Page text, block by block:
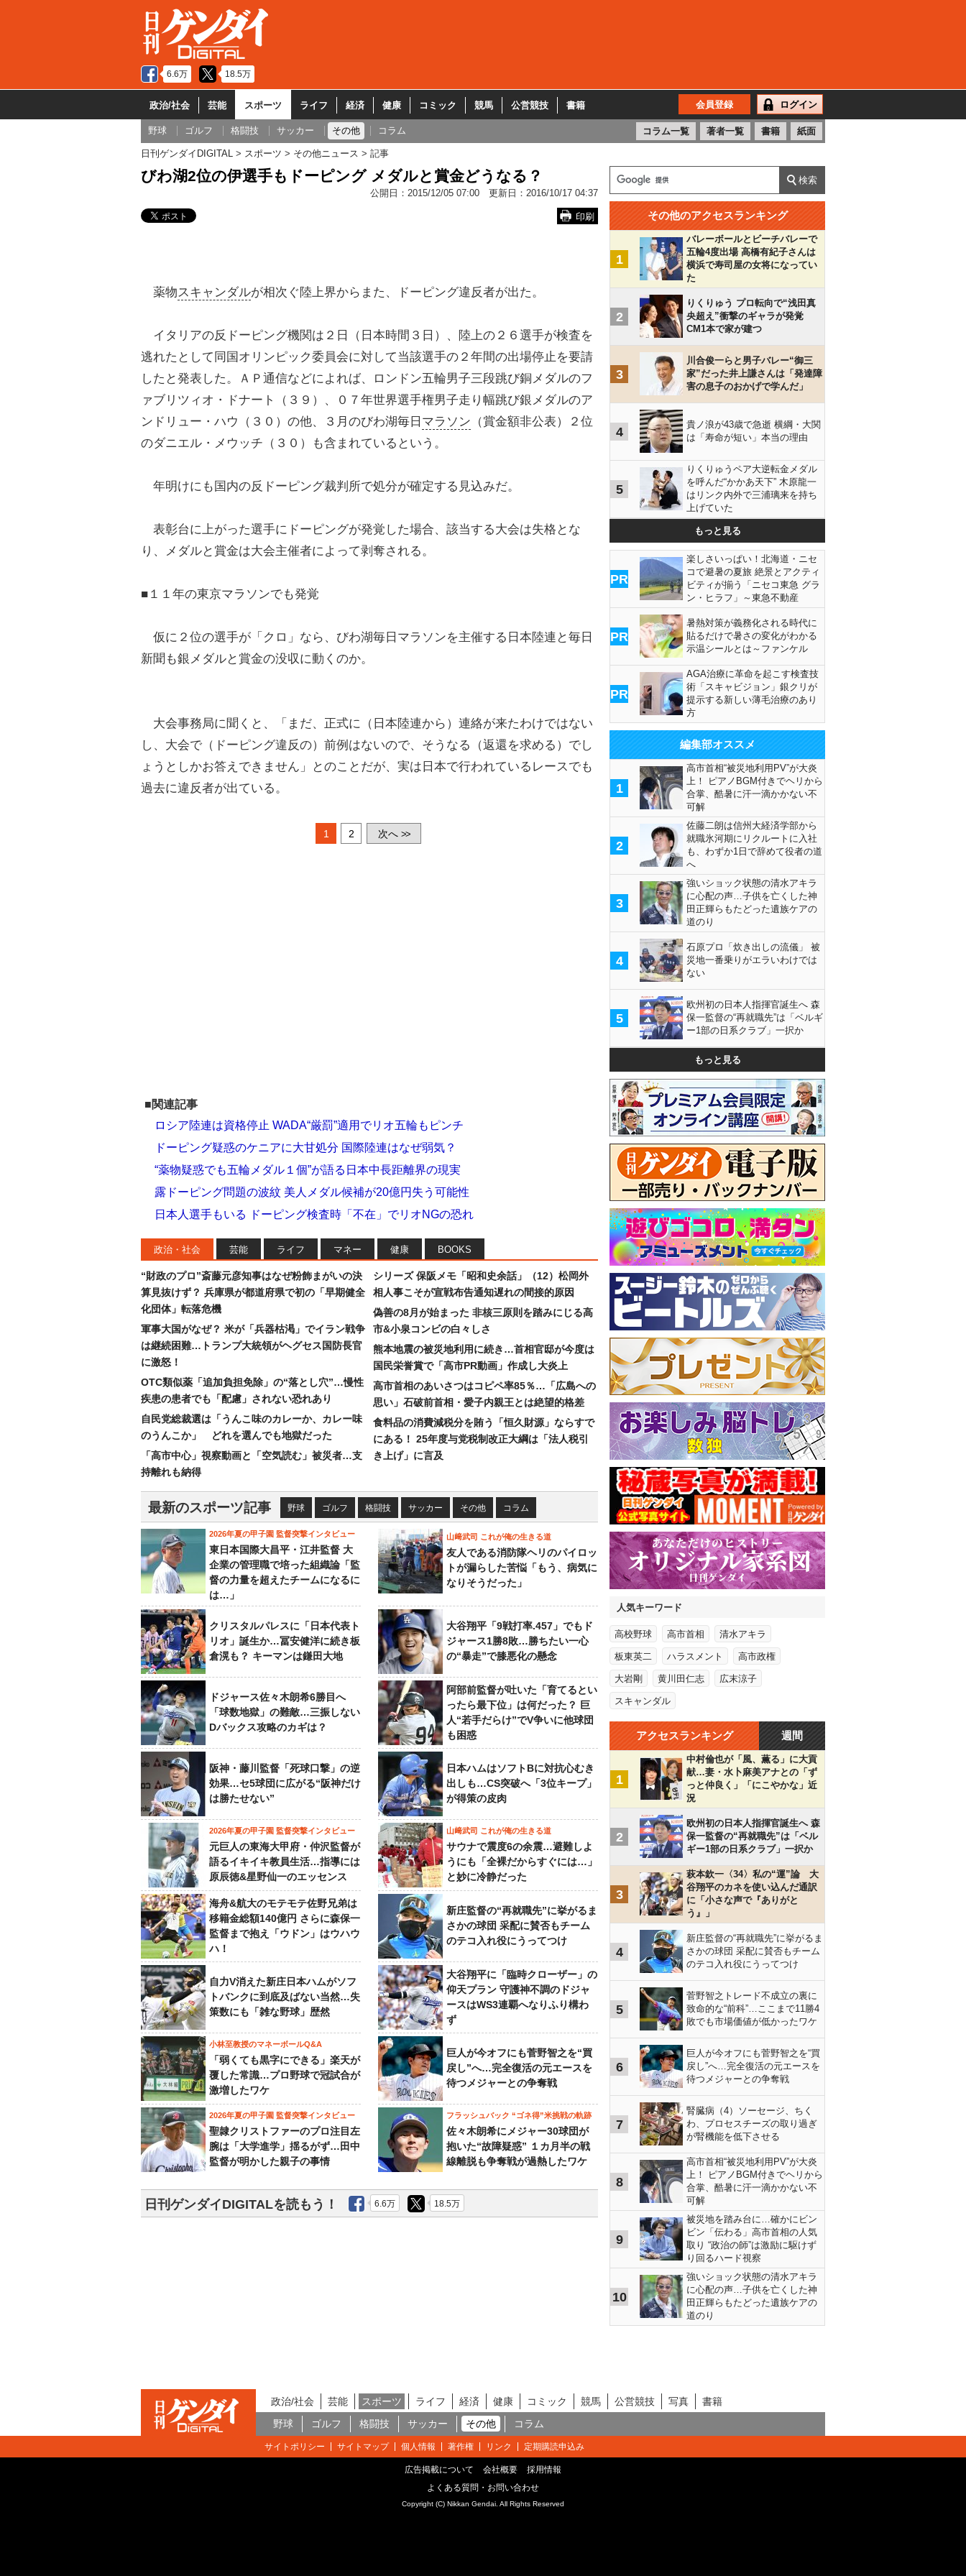
6.6万 18.5万
政治/社会 芸能 スポーツ ライフ 経済 健康 コミック 競馬 公営競技 書籍 会員登録 ログイン
野球 ゴルフ 格闘技 サッカー その他 コラム コラム一覧 著者一覧 書籍 紙面
日刊ゲンダイDIGITAL スポーツ その他ニュース 記事
びわ湖2位の伊選手もドーピング メダルと賞金どうなる？
公開日： 2015/12/05 07:00 更新日： 2016/10/17 04:37
印刷
薬物スキャンダルが相次ぐ陸上界からまた、ドーピング違反者が出た。
イタリアの反ドーピング機関は２日（日本時間３日）、陸上の２６選手が検査を
逃れたとして同国オリンピック委員会に対して当該選手の２年間の出場停止を要請
したと発表した。ＡＰ通信などによれば、ロンドン五輪男子三段跳び銅メダルのフ
ァブリツィオ・ドナート（３９）、０７年世界選手権男子走り幅跳び銀メダルのア
ンドリュー・ハウ（３０）の他、３月のびわ湖毎日 マラソン （賞金額非公表）２位
のダニエル・メウッチ（３０）も含まれているという。
年明けにも国内の反ドーピング裁判所で処分が確定する見込みだ。
表彰台に上がった選手にドーピングが発覚した場合、該当する大会は失格とな
り、メダルと賞金は大会主催者によって剥奪される。
■１１年の東京マラソンでも発覚
仮に２位の選手が「クロ」なら、びわ湖毎日マラソンを主催する日本陸連と毎日
新聞も銀メダルと賞金の没収に動くのか。
大会事務局に聞くと、「まだ、正式に（日本陸連から）連絡が来たわけではない
し、大会で（ドーピング違反の）前例はないので、そうなる（返還を求める）でし
ょうとしかお答えできません」とのことだが、実は日本で行われているレースでも
過去に違反者が出ている。
1 2 次へ >>
■関連記事
ロシア陸連は資格停止 WADA“厳罰”適用でリオ五輪もピンチ
ドーピング疑惑のケニアに大甘処分 国際陸連はなぜ弱気？
“薬物疑惑でも五輪メダル１個”が語る日本中長距離界の現実
露ドーピング問題の波紋 美人メダル候補が20億円失う可能性
日本人選手もいる ドーピング検査時「不在」でリオNGの恐れ
政治・社会 芸能 ライフ マネー 健康 BOOKS
“財政のプロ”斎藤元彦知事はなぜ粉飾まがいの決
算見抜けず？ 兵庫県が都道府県で初の「早期健全
化団体」転落危機
軍事大国がなぜ？ 米が「兵器枯渇」でイラン戦争
は継続困難…トランプ大統領がヘグセス国防長官
に激怒！
OTC類似薬「追加負担免除」の“落とし穴”…慢性
疾患の患者でも「配慮」されない恐れあり
自民党総裁選は「うんこ味のカレーか、カレー味
のうんこか」 どれを選んでも地獄だった
「高市中心」視察動画と「空気読む」被災者…支
持離れも納得
シリーズ 保阪メモ「昭和史余話」（12）松岡外
相人事こそが宣戦布告通知遅れの間接的原因
偽善の8月が始まった 非核三原則を踏みにじる高
市&小泉コンビの白々しさ
熊本地震の被災地利用に続き…首相官邸が今度は
国民栄誉賞で「高市PR動画」作成し大炎上
高市首相のあいさつはコピペ率85％…「広島への
思い」石破前首相・愛子内親王とは絶望的格差
食料品の消費減税分を賄う「恒久財源」ならすで
にある！ 25年度与党税制改正大綱は「法人税引
き上げ」に言及
最新のスポーツ記事 野球 ゴルフ 格闘技 サッカー その他 コラム
2026年夏の甲子園 監督突撃インタビュー
東日本国際大昌平・江井監督 大
企業の管理職で培った組織論「監
督の力量を超えたチームになるに
は…」
山﨑武司 これが俺の生きる道
友人である消防隊ヘリのパイロッ
トが漏らした苦悩「もう、病気に
なりそうだった」
クリスタルパレスに「日本代表ト
リオ」誕生か…冨安健洋に続き板
倉滉も？ キーマンは鎌田大地
大谷翔平「9戦打率.457」でもド
ジャース1勝8敗…勝ちたい一心
の“暴走”で膝悪化の懸念
ドジャース佐々木朗希6勝目へ
「球数地獄」の難敵…三振しない
Dバックス攻略のカギは？
阿部前監督が吐いた「育てるとい
ったら最下位」は何だった？ 巨
人“若手だらけ”でV争いに他球団
も困惑
阪神・藤川監督「死球口撃」の逆
効果…セ5球団に広がる“阪神だけ
は勝たせない”
日本ハムはソフトBに対抗心むき
出しも…CS突破へ「3位キープ」
が得策の皮肉
2026年夏の甲子園 監督突撃インタビュー
元巨人の東海大甲府・仲沢監督が
語るイキイキ教員生活…指導には
原辰徳&星野仙一のエッセンス
山﨑武司 これが俺の生きる道
サウナで震度6の余震…避難しよ
うにも「全裸だからすぐには…」
と妙に冷静だった
海舟&航大のモテモテ佐野兄弟は
移籍金総額140億円 さらに森保一
監督まで抱え「ウドン」はウハウ
ハ！
新庄監督の“再就職先”に挙がるま
さかの球団 采配に賛否もチーム
のテコ入れ役にうってつけ
自力V消えた新庄日本ハムがソフ
トバンクに到底及ばない当然…失
策数にも「雑な野球」歴然
大谷翔平に「臨時クローザー」の
仰天プラン 守護神不調のドジャ
ースはWS3連覇へなりふり構わ
ず
小林至教授のマネーボールQ&A
「弱くても黒字にできる」楽天が
覆した常識…プロ野球で冠試合が
激増したワケ
巨人が今オフにも菅野智之を“買
戻し”へ…完全復活の元エースを
待つメジャーとの争奪戦
2026年夏の甲子園 監督突撃インタビュー
聖隷クリストファーのプロ注目左
腕は「大学進学」揺るがず…田中
監督が明かした親子の事情
フラッシュバック “ゴネ得”米挑戦の軌跡
佐々木朗希にメジャー30球団が
抱いた“故障疑惑” １カ月半の戦
線離脱も争奪戦が過熱したワケ
日刊ゲンダイDIGITALを読もう！ 6.6万 18.5万
その他のアクセスランキング
1
バレーボールとビーチバレーで
五輪4度出場 高橋有紀子さんは
横浜で寿司屋の女将になってい
た
2
りくりゅう プロ転向で“浅田真
央超え”衝撃のギャラが発覚
CM1本で家が建つ
3
川合俊一らと男子バレー“御三
家”だった井上謙さんは「発達障
害の息子のおかげで学んだ」
4
貴ノ浪が43歳で急逝 横綱・大関
は「寿命が短い」本当の理由
5
りくりゅうペア大逆転金メダル
を呼んだ“かかあ天下” 木原龍一
はリンク内外で三浦璃来を持ち
上げていた
もっと見る
PR
楽しさいっぱい！北海道・ニセ
コで避暑の夏旅 絶景とアクティ
ビティが揃う「ニセコ東急 グラ
ン・ヒラフ」～東急不動産
PR
暑熱対策が義務化される時代に
貼るだけで暑さの変化がわかる
示温シールとは～ファンケル
PR
AGA治療に革命を起こす検査技
術「スキャビジョン」銀クリが
提示する新しい薄毛治療のあり
方
編集部オススメ
1
高市首相“被災地利用PV”が大炎
上！ ピアノBGM付きでヘリから
合掌、酷暑に汗一滴かかない不
可解
2
佐藤二朗は信州大経済学部から
就職氷河期にリクルートに入社
も、わずか1日で辞めて役者の道
へ
3
強いショック状態の清水アキラ
に心配の声…子供を亡くした神
田正輝らもたどった遺族ケアの
道のり
4
石原プロ「炊き出しの流儀」 被
災地一番乗りがエラいわけでは
ない
5
欧州初の日本人指揮官誕生へ 森
保一監督の“再就職先”は「ベルギ
ー1部の日系クラブ」一択か
もっと見る
人気キーワード
高校野球 高市首相 清水アキラ
板東英二 ハラスメント 高市政権
大岩剛 黄川田仁志 広末涼子
スキャンダル
アクセスランキング 週間
1
中村倫也が「風、薫る」に大貢
献…妻・水卜麻美アナとの「ず
っと仲良く」「にこやかな」近
況
2
欧州初の日本人指揮官誕生へ 森
保一監督の“再就職先”は「ベル
ギー1部の日系クラブ」一択か
3
萩本欽一〈34〉私の“運”論 大
谷翔平のカネを使い込んだ通訳
に「小さな声で『ありがと
う』」
4
新庄監督の“再就職先”に挙がるま
さかの球団 采配に賛否もチーム
のテコ入れ役にうってつけ
5
菅野智之トレード不成立の裏に
致命的な“前科”…ここまで11勝4
敗でも市場価値が低かったワケ
6
巨人が今オフにも菅野智之を“買
戻し”へ…完全復活の元エースを
待つメジャーとの争奪戦
7
腎臓病（4）ソーセージ、ちく
わ、プロセスチーズの取り過ぎ
が腎機能を低下させる
8
高市首相“被災地利用PV”が大炎
上！ ピアノBGM付きでヘリから
合掌、酷暑に汗一滴かかない不
可解
9
被災地を踏み台に…確かにビン
ビン「伝わる」高市首相の人気
取り “政治の師”は激励に駆けず
り回るハード視察
10
強いショック状態の清水アキラ
に心配の声…子供を亡くした神
田正輝らもたどった遺族ケアの
道のり
政治/社会 芸能 スポーツ ライフ 経済 健康 コミック 競馬 公営競技 写真
書籍
野球
ゴルフ 格闘技 サッカー その他 コラム
サイトポリシー サイトマップ 個人情報 著作権 リンク 定期購読申込み
広告掲載について 会社概要
採用情報
よくある質問・お問い合わせ
Copyright (C) Nikkan Gendai. All Rights Reserved